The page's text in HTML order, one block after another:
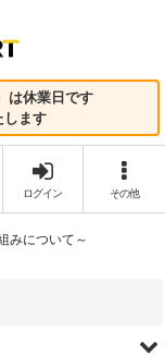
は休業日です
します
ログイン その他
みについて～